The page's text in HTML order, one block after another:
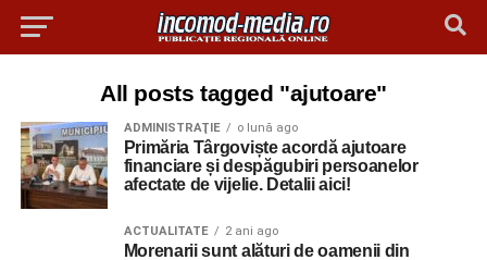
All posts tagged "ajutoare"
ADMINISTRAŢIE o lună ago
Primăria Târgoviște acordă ajutoare
financiare și despăgubiri persoanelor
afectate de vijelie. Detalii aici!
ACTUALITATE 2 ani ago
Morenarii sunt alături de oamenii din